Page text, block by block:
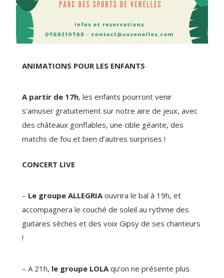
ANIMATIONS POUR LES ENFANTS
A partir de 17h, les enfants pourront venir
s’amuser gratuitement sur notre aire de jeux, avec
des châteaux gonflables, une cible géante, des
matchs de fou et bien d’autres surprises !
CONCERT LIVE
– Le groupe ALLEGRIA ouvrira le bal à 19h, et
accompagnera le couché de soleil au rythme des
guitares sèches et des voix Gipsy de ses chanteurs
!
– A 21h, le groupe LOLA qu’on ne présente plus